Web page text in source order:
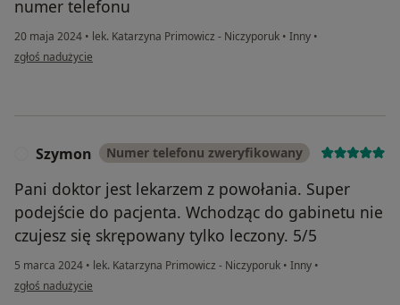
numer telefonu
20 maja 2024 • lek. Katarzyna Primowicz - Niczyporuk • Inny •
w opinii użytkownika anna
zgłoś nadużycie
Szymon Numer telefonu zweryfikowany
Pani doktor jest lekarzem z powołania. Super
podejście do pacjenta. Wchodząc do gabinetu nie
czujesz się skrępowany tylko leczony. 5/5
5 marca 2024 • lek. Katarzyna Primowicz - Niczyporuk • Inny •
w opinii użytkownika Szymon
zgłoś nadużycie